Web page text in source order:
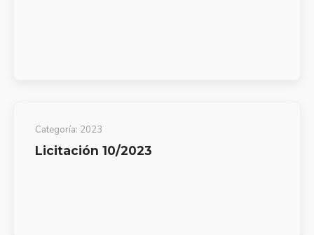
Categoría: 2023
Licitación 10/2023